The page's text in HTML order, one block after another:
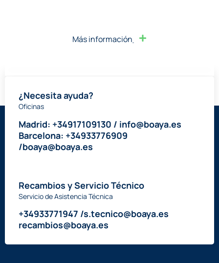
Más información
¿Necesita ayuda?
Oficinas
Madrid: +34917109130 / info@boaya.es
Barcelona: +34933776909
/boaya@boaya.es
Recambios y Servicio Técnico
Servicio de Asistencia Técnica
+34933771947 /s.tecnico@boaya.es
recambios@boaya.es